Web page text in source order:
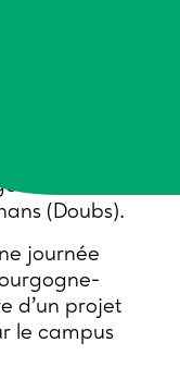
nombreuses
Baudoux.
d’un
de
Il est co-
dans le DU
la
(Doubs).
journée
d’un projet
le campus